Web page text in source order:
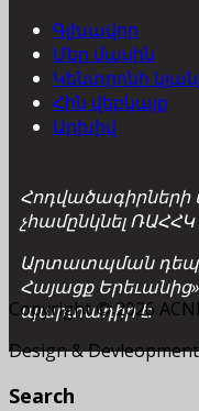
Գլխավոր
Մեր մասին
Կենտրոնի
Հին վեբկայք
Արխիվ
Հոդվածագիրների
չհամընկնել ՌԱՀՀԿ
Արտատպման
Հայացք
պարտադիր է:
Copyright © 2026
Design &
Search